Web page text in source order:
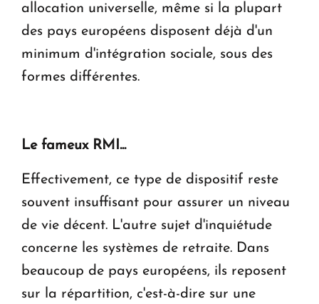
allocation universelle, même si la plupart
des pays européens disposent déjà d'un
minimum d'intégration sociale, sous des
formes différentes.
Le fameux RMI...
Effectivement, ce type de dispositif reste
souvent insuffisant pour assurer un niveau
de vie décent. L'autre sujet d'inquiétude
concerne les systèmes de retraite. Dans
beaucoup de pays européens, ils reposent
sur la répartition, c'est-à-dire sur une